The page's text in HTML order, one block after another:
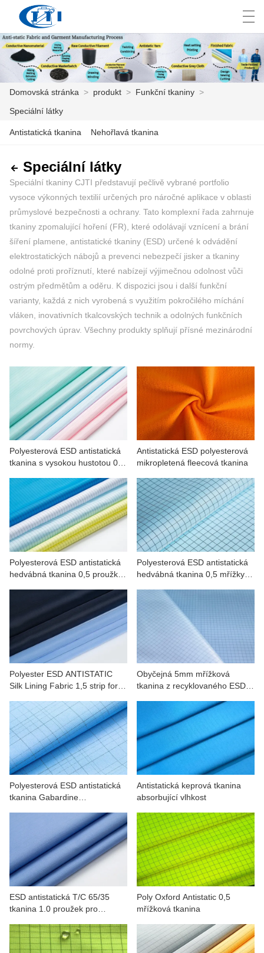
DOMOVSKÁ STRÁNKA
PŘIZPŮSOBENÍ
ZPRÁVY
PRŮMYSL
KONTAKTUJTE NÁS
VIDEA
العربية česky Deutsch English
Domovská stránka > produkt > Funkční tkaniny >
Speciální látky
Antistatická tkanina Nehořlavá tkanina
Speciální látky
Speciální tkaniny CJTI představují pečlivě vybrané portfolio
vysoce výkonných textilií určených pro náročné aplikace v oblasti
průmyslové bezpečnosti a ochrany. Tato komplexní řada zahrnuje
tkaniny zpomalující hoření (FR), které odolávají vznícení a brání
šíření plamene, antistatické tkaniny (ESD) určené k odvádění
elektrostatických nábojů a prevenci nebezpečí jisker a tkaniny
odolné proti proříznutí, které nabízejí výjimečnou odolnost vůči
ostrým předmětům a oděru. K dispozici jsou i další funkční
varianty, každá z nich vyrobená s využitím pokročilého míchání
vláken, inovativních tkalcovských technik a odolných funkčních
povrchových úprav. Všechny produkty splňují přísné mezinárodní
normy.
Polyesterová ESD antistatická
tkanina s vysokou hustotou 0,5
Antistatická ESD polyesterová
mikropletená fleecová tkanina
Polyesterová ESD antistatická
hedvábná tkanina 0,5 proužku
Polyesterová ESD antistatická
hedvábná tkanina 0,5 mřížky
automobilový průmysl
Polyester ESD ANTISTATIC
Silk Lining Fabric 1,5 strip for
Obyčejná 5mm mřížková
tkanina z recyklovaného ESD
Polyesterová ESD antistatická
tkanina Gabardine
Antistatická keprová tkanina
absorbující vlhkost
ESD antistatická T/C 65/35
tkanina 1.0 proužek pro
Poly Oxford Antistatic 0,5
mřížková tkanina